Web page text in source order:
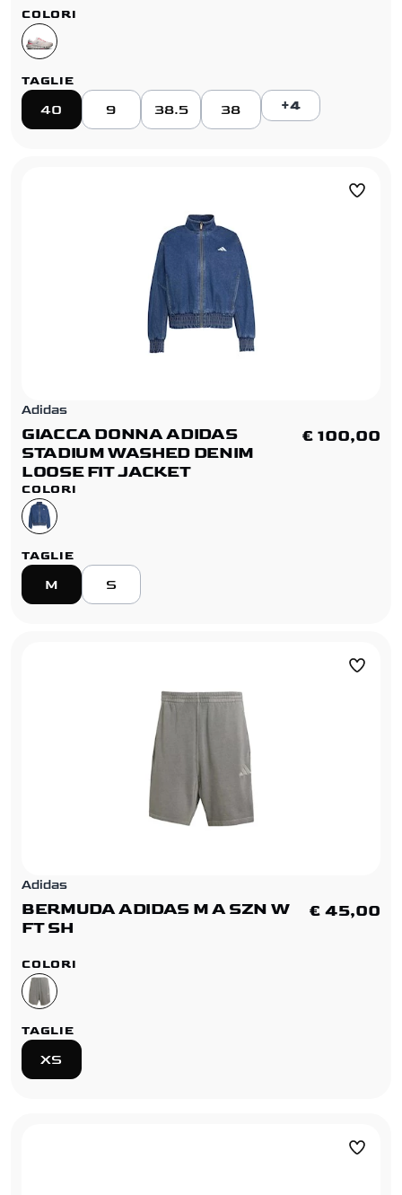
COLORI
TAGLIE
40 9 38.5 38 +4
Adidas
GIACCA DONNA ADIDAS
STADIUM WASHED DENIM
LOOSE FIT JACKET
€ 100,00
COLORI
TAGLIE
M S
Adidas
BERMUDA ADIDAS M A SZN W
FT SH
€ 45,00
COLORI
TAGLIE
XS